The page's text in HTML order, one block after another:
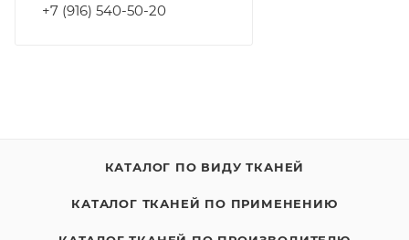
+7 (916) 540-50-20
КАТАЛОГ ПО ВИДУ ТКАНЕЙ
КАТАЛОГ ТКАНЕЙ ПО ПРИМЕНЕНИЮ